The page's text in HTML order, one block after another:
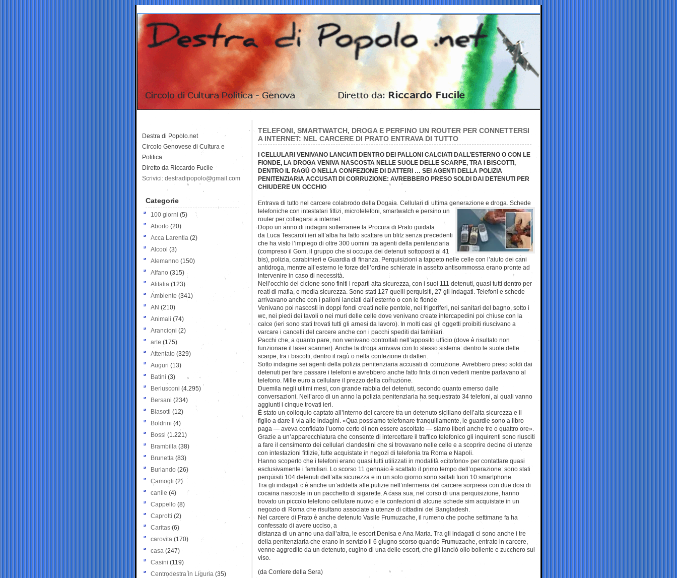
TELEFONI, SMARTWATCH, DROGA E PERFINO UN ROUTER PER CONNETTERSI
A INTERNET: NEL CARCERE DI PRATO ENTRAVA DI TUTTO
I CELLULARI VENIVANO LANCIATI DENTRO DEI PALLONI CALCIATI DALL’ESTERNO O CON LE
FIONDE, LA DROGA VENIVA NASCOSTA NELLE SUOLE DELLE SCARPE, TRA I BISCOTTI,
DENTRO IL RAGÙ O NELLA CONFEZIONE DI DATTERI … SEI AGENTI DELLA POLIZIA
PENITENZIARIA ACCUSATI DI CORRUZIONE: AVREBBERO PRESO SOLDI DAI DETENUTI PER
CHIUDERE UN OCCHIO
Entrava di tutto nel carcere colabrodo della Dogaia. Cellulari di ultima generazione e droga. Schede
telefoniche con intestatari fittizi, microtelefoni, smartwatch e persino un
router per collegarsi a internet.
Dopo un anno di indagini sotterranee la Procura di Prato guidata
da Luca Tescaroli ieri all’alba ha fatto scattare un blitz senza precedenti
che ha visto l’impiego di oltre 300 uomini tra agenti della penitenziaria
(compreso il Gom, il gruppo che si occupa dei detenuti sottoposti al 41
bis), polizia, carabinieri e Guardia di finanza. Perquisizioni a tappeto nelle celle con l’aiuto dei cani
antidroga, mentre all’esterno le forze dell’ordine schierate in assetto antisommossa erano pronte ad
intervenire in caso di necessità.
Nell’occhio del ciclone sono finiti i reparti alta sicurezza, con i suoi 111 detenuti, quasi tutti dentro per
reati di mafia, e media sicurezza. Sono stati 127 quelli perquisiti, 27 gli indagati. Telefoni e schede
arrivavano anche con i palloni lanciati dall’esterno o con le fionde
Venivano poi nascosti in doppi fondi creati nelle pentole, nei frigoriferi, nei sanitari del bagno, sotto i
wc, nei piedi dei tavoli o nei muri delle celle dove venivano create intercapedini poi chiuse con la
calce (ieri sono stati trovati tutti gli arnesi da lavoro). In molti casi gli oggetti proibiti riuscivano a
varcare i cancelli del carcere anche con i pacchi spediti dai familiari.
Pacchi che, a quanto pare, non venivano controllati nell’apposito ufficio (dove è risultato non
funzionare il laser scanner). Anche la droga arrivava con lo stesso sistema: dentro le suole delle
scarpe, tra i biscotti, dentro il ragù o nella confezione di datteri.
Sotto indagine sei agenti della polizia penitenziaria accusati di corruzione. Avrebbero preso soldi dai
detenuti per fare passare i telefoni e avrebbero anche fatto finta di non vederli mentre parlavano al
telefono. Mille euro a cellulare il prezzo della corruzione.
Duemila negli ultimi mesi, con grande rabbia dei detenuti, secondo quanto emerso dalle
conversazioni. Nell’arco di un anno la polizia penitenziaria ha sequestrato 34 telefoni, ai quali vanno
aggiunti i cinque trovati ieri.
È stato un colloquio captato all’interno del carcere tra un detenuto siciliano dell’alta sicurezza e il
figlio a dare il via alle indagini. «Qua possiamo telefonare tranquillamente, le guardie sono a libro
paga — aveva confidato l’uomo certo di non essere ascoltato — siamo liberi anche tre o quattro ore».
Grazie a un’apparecchiatura che consente di intercettare il traffico telefonico gli inquirenti sono riusciti
a fare il censimento dei cellulari clandestini che si trovavano nelle celle e a scoprire decine di utenze
con intestazioni fittizie, tutte acquistate in negozi di telefonia tra Roma e Napoli.
Hanno scoperto che i telefoni erano quasi tutti utilizzati in modalità «citofono» per contattare quasi
esclusivamente i familiari. Lo scorso 11 gennaio è scattato il primo tempo dell’operazione: sono stati
perquisiti 104 detenuti dell’alta sicurezza e in un solo giorno sono saltati fuori 10 smartphone.
Tra gli indagati c’è anche un’addetta alle pulizie nell’infermeria del carcere sorpresa con due dosi di
cocaina nascoste in un pacchetto di sigarette. A casa sua, nel corso di una perquisizione, hanno
trovato un piccolo telefono cellulare nuovo e le confezioni di alcune schede sim acquistate in un
negozio di Roma che risultano associate a utenze di cittadini del Bangladesh.
Nel carcere di Prato è anche detenuto Vasile Frumuzache, il rumeno che poche settimane fa ha
confessato di avere ucciso, a
distanza di un anno una dall’altra, le escort Denisa e Ana Maria. Tra gli indagati ci sono anche i tre
della penitenziaria che erano in servizio il 6 giugno scorso quando Frumuzache, entrato in carcere,
venne aggredito da un detenuto, cugino di una delle escort, che gli lanciò olio bollente e zucchero sul
viso.
(da Corriere della Sera)
Destra di Popolo.net
Circolo Genovese di Cultura e
Politica
Diretto da Riccardo Fucile
Scrivici: destradipopolo@gmail.com
Categorie
100 giorni (5)
Aborto (20)
Acca Larentia (2)
Alcool (3)
Alemanno (150)
Alfano (315)
Alitalia (123)
Ambiente (341)
AN (210)
Animali (74)
Arancioni (2)
arte (175)
Attentato (329)
Auguri (13)
Batini (3)
Berlusconi (4.295)
Bersani (234)
Biasotti (12)
Boldrini (4)
Bossi (1.221)
Brambilla (38)
Brunetta (83)
Burlando (26)
Camogli (2)
canile (4)
Cappello (8)
Caprotti (2)
Caritas (6)
carovita (170)
casa (247)
Casini (119)
Centrodestra in Liguria (35)